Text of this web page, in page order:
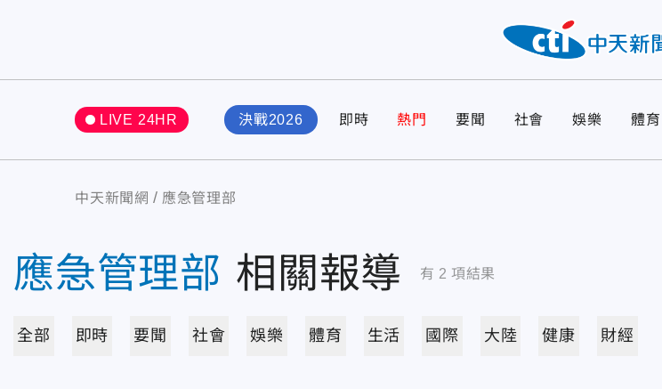
LIVE 24HR 決戰2026 即時 熱門 要聞 社會 娛樂 體育
中天新聞網 應急管理部
應急管理部 相關報導 有 2 項結果
全部 即時 要聞 社會 娛樂 體育 生活 國際 大陸 健康 財經